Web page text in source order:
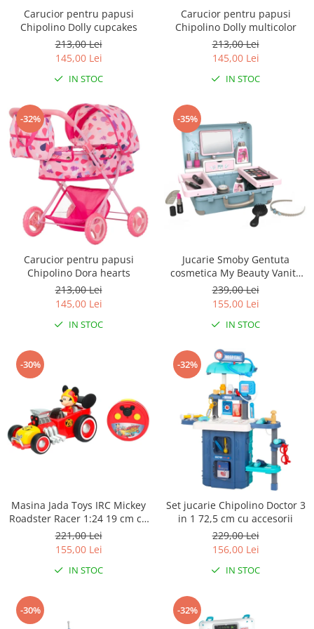
Seturi de hranire
Joaca si sport exterior
Trambuline
Centre de joaca exterior
Patine gheata reglabile
Patine gheata fixe
Corturi si casute copii
Baschet
SANIUTE
Mese de Tenis
Articole de plaja
Jucarii pentru copii
Aparate fitness
Benzi de Alergare
Biciclete Fitness
Aparate Fitness Multifunctionale
Biciclete Eliptice
Aparate Fitness de Vaslit
Banci forta multifunctionale
Aparate Vibromasaj si accesorii
Bare - Discuri - Greutati
Saltele si Covoare sport Fitness
Alte Sporturi
Scara antrenament
Carucior pentru papusi
Chipolino Dolly cupcakes
213,00 Lei
145,00 Lei
IN STOC
Carucior pentru papusi
Chipolino Dolly multicolor
213,00 Lei
145,00 Lei
IN STOC
-32%
Carucior pentru papusi
Chipolino Dora hearts
213,00 Lei
145,00 Lei
IN STOC
-35%
Jucarie Smoby Gentuta
cosmetica My Beauty Vanity
cu accesorii
239,00 Lei
155,00 Lei
IN STOC
-30%
Masina Jada Toys IRC Mickey
Roadster Racer 1:24 19 cm cu
telecomanda
221,00 Lei
155,00 Lei
IN STOC
-32%
Set jucarie Chipolino Doctor 3
in 1 72,5 cm cu accesorii
229,00 Lei
156,00 Lei
IN STOC
-30% -32%